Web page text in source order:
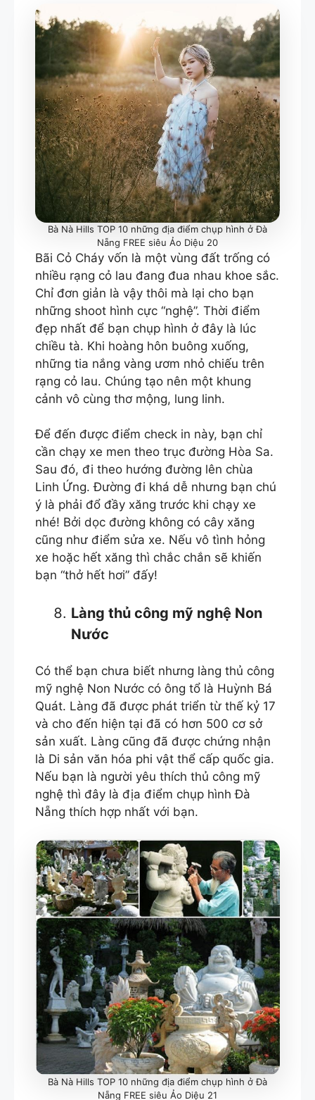
Bà Nà Hills TOP 10 những địa điểm chụp hình ở Đà
Nẵng FREE siêu Ảo Diệu 20
Bãi Cỏ Cháy vốn là một vùng đất trống có
nhiều rạng cỏ lau đang đua nhau khoe sắc.
Chỉ đơn giản là vậy thôi mà lại cho bạn
những shoot hình cực “nghệ”. Thời điểm
đẹp nhất để bạn chụp hình ở đây là lúc
chiều tà. Khi hoàng hôn buông xuống,
những tia nắng vàng ươm nhỏ chiếu trên
rạng cỏ lau. Chúng tạo nên một khung
cảnh vô cùng thơ mộng, lung linh.
Để đến được điểm check in này, bạn chỉ
cần chạy xe men theo trục đường Hòa Sa.
Sau đó, đi theo hướng đường lên chùa
Linh Ứng. Đường đi khá dễ nhưng bạn chú
ý là phải đổ đầy xăng trước khi chạy xe
nhé! Bởi dọc đường không có cây xăng
cũng như điểm sửa xe. Nếu vô tình hỏng
xe hoặc hết xăng thì chắc chắn sẽ khiến
bạn “thở hết hơi” đấy!
Làng thủ công mỹ nghệ Non
Nước
Có thể bạn chưa biết nhưng làng thủ công
mỹ nghệ Non Nước có ông tổ là Huỳnh Bá
Quát. Làng đã được phát triển từ thế kỷ 17
và cho đến hiện tại đã có hơn 500 cơ sở
sản xuất. Làng cũng đã được chứng nhận
là Di sản văn hóa phi vật thể cấp quốc gia.
Nếu bạn là người yêu thích thủ công mỹ
nghệ thì đây là địa điểm chụp hình Đà
Nẵng thích hợp nhất với bạn.
Bà Nà Hills TOP 10 những địa điểm chụp hình ở Đà
Nẵng FREE siêu Ảo Diệu 21